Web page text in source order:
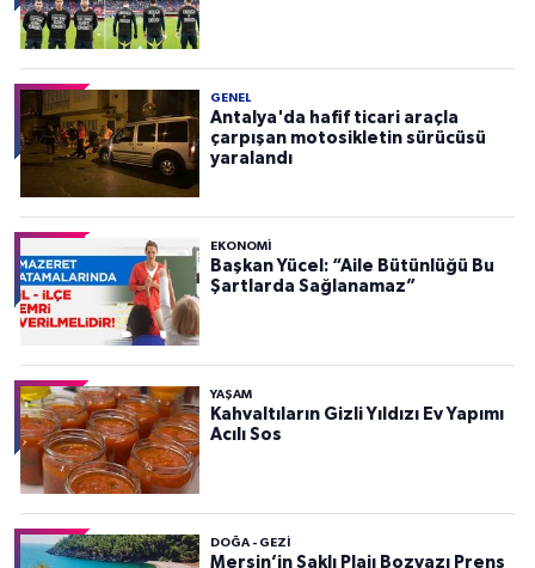
GENEL
Antalya'da hafif ticari araçla
çarpışan motosikletin sürücüsü
yaralandı
EKONOMI
Başkan Yücel: “Aile Bütünlüğü Bu
Şartlarda Sağlanamaz”
YAŞAM
Kahvaltıların Gizli Yıldızı Ev Yapımı
Acılı Sos
DOĞA - GEZI
Mersin’in Saklı Plajı Bozyazı Prens